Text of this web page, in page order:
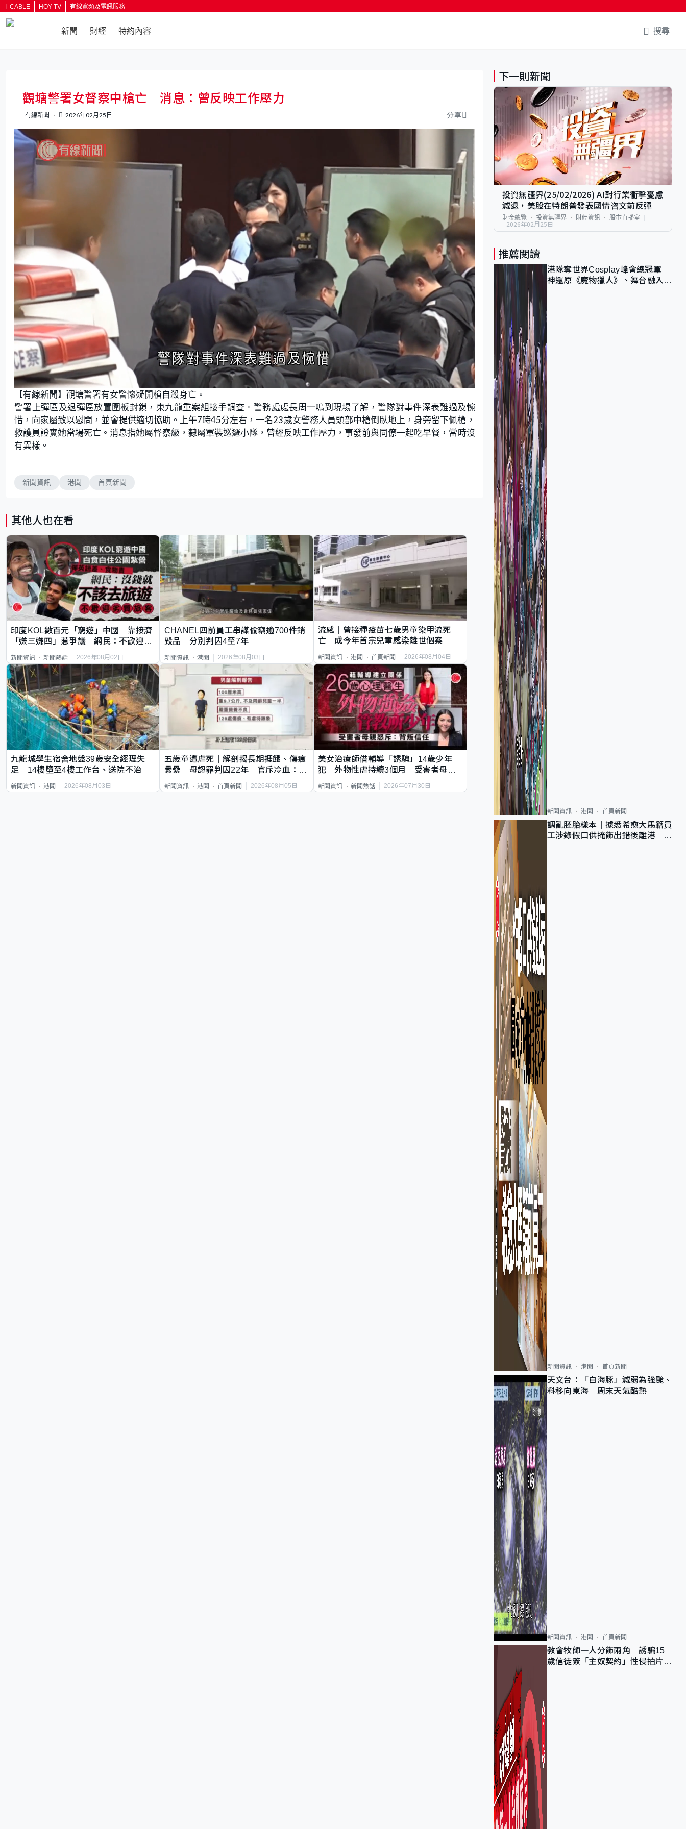
i-CABLE HOY TV 有線寬頻及電訊服務
新聞 財經 特約內容 搜尋
觀塘警署女督察中槍亡 消息：曾反映工作壓力
有線新聞 2026年02月25日 分享
U
n
m
u
t
e
L
a
d
e
d
:
5
8
5
【有線新聞】觀塘警署有女警懷疑開槍自殺身亡。
警署上彈區及退彈區放置圍板封鎖，東九龍重案組接手調查。警務處處長周一鳴到現場了解，警隊對事件深表難過及惋
惜，向家屬致以慰問，並會提供適切協助。上午7時45分左右，一名23歲女警務人員頭部中槍倒臥地上，身旁留下佩槍，
救護員證實她當場死亡。消息指她屬督察級，隸屬軍裝巡邏小隊，曾經反映工作壓力，事發前與同僚一起吃早餐，當時沒
有異樣。
新聞資訊 港聞 首頁新聞
其他人也在看
印度KOL數百元「窮遊」中國 靠接濟
「嫌三嫌四」惹爭議 網民：不歡迎劣
新聞資訊 新聞熱話 2026年08月02日
CHANEL四前員工串謀偷竊逾700件銷
毀品 分別判囚4至7年
新聞資訊 港聞 2026年08月03日
流感｜曾接種疫苗七歲男童染甲流死
亡 成今年首宗兒童感染離世個案
新聞資訊 港聞 首頁新聞 2026年08月04日
九龍城學生宿舍地盤39歲安全經理失
足 14樓墮至4樓工作台、送院不治
新聞資訊 港聞 2026年08月03日
五歲童遭虐死｜解剖揭長期捱餓、傷痕
纍纍 母認罪判囚22年 官斥冷血：同
新聞資訊 港聞 首頁新聞 2026年08月05日
美女治療師借輔導「誘騙」14歲少年
犯 外物性虐持續3個月 受害者母：
新聞資訊 新聞熱話 2026年07月30日
下一則新聞
投資無疆界(25/02/2026) AI對行業衝擊憂慮
減退，美股在特朗普發表國情咨文前反彈
財金總覽 投資無疆界 財經資訊 股市直播室
2026年02月25日
推薦閱讀
港隊奪世界Cosplay峰會總冠軍
神還原《魔物獵人》、舞台融入獅
新聞資訊 港聞 首頁新聞
調亂胚胎樣本｜據悉希愈大馬籍員
工涉錄假口供掩飾出錯後離港 警
新聞資訊 港聞 首頁新聞
天文台：「白海豚」減弱為強颱、
料移向東海 周末天氣酷熱
新聞資訊 港聞 首頁新聞
教會牧師一人分飾兩角 誘騙15
歲信徒簽「主奴契約」性侵拍片